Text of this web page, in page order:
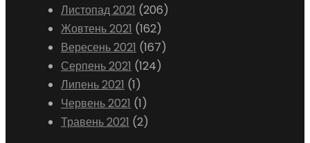
Листопад 2021 (206)
Жовтень 2021 (162)
Вересень 2021 (167)
Серпень 2021 (124)
Липень 2021 (1)
Червень 2021 (1)
Травень 2021 (2)